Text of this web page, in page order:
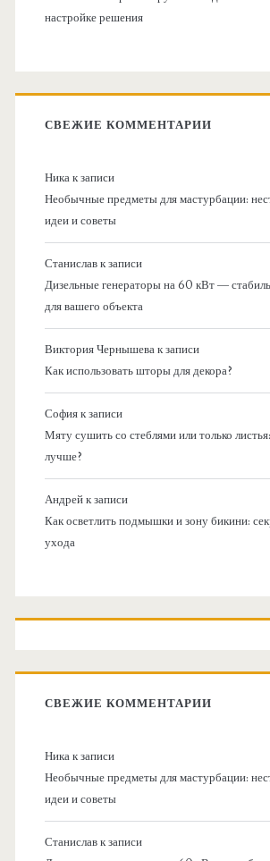
настройке решения
СВЕЖИЕ КОММЕНТАРИИ
Никак записи
Необычные предметы для мастурбации:
идеи и советы
Станиславк записи
Дизельные генераторы на 60 кВт —
для вашего объекта
Виктория Чернышевак записи
Как использовать шторы для декора?
Софияк записи
Мяту сушить со стеблями или только
лучше?
Андрейк записи
Как осветлить подмышки и зону бикини:
ухода
СВЕЖИЕ КОММЕНТАРИИ
Никак записи
Необычные предметы для мастурбации:
идеи и советы
Станиславк записи